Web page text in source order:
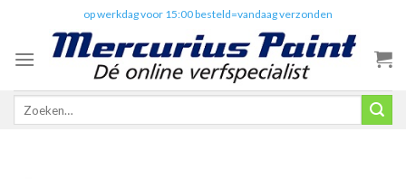
content
op werkdag voor 15:00 besteld=vandaag verzonden
Zoeken